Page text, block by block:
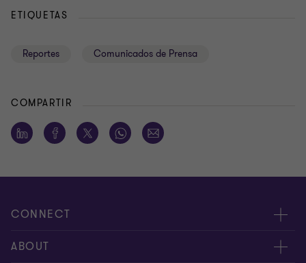
ETIQUETAS
Reportes Comunicados de Prensa
COMPARTIR
CONNECT
Nuestra gente
ABOUT